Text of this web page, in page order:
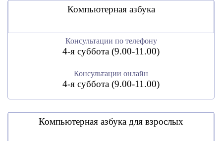
Компьютерная азбука
Консультации по телефону
4-я суббота (9.00-11.00)
Консультации онлайн
4-я суббота (9.00-11.00)
Компьютерная азбука для взрослых